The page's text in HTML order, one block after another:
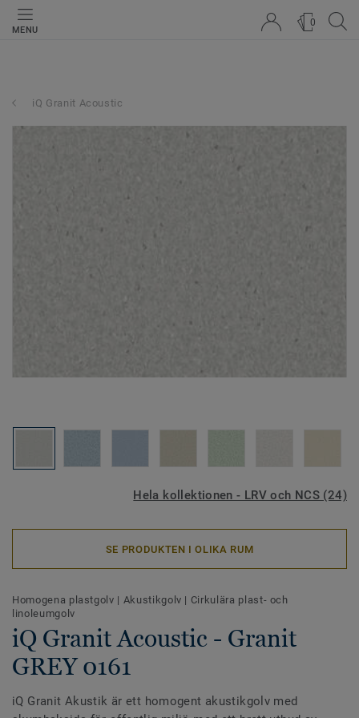
MENU
0
iQ Granit Acoustic
Hela kollektionen - LRV och NCS (24)
SE PRODUKTEN I OLIKA RUM
Homogena plastgolv | Akustikgolv | Cirkulära plast- och
linoleumgolv
iQ Granit Acoustic - Granit
GREY 0161
iQ Granit Akustik är ett homogent akustikgolv med